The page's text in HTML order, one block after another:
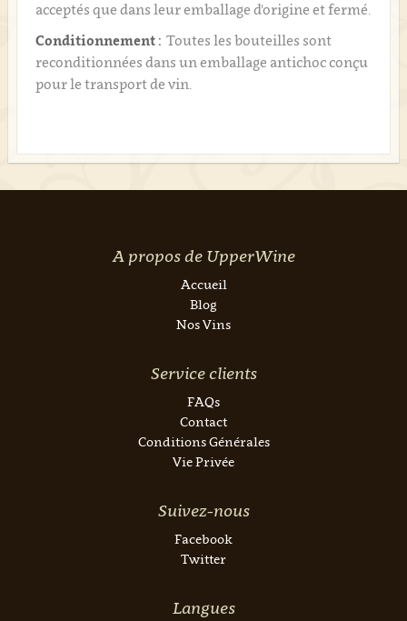
acceptés que dans leur emballage d'origine et fermé.
Conditionnement : Toutes les bouteilles sont
reconditionnées dans un emballage antichoc conçu
pour le transport de vin.
A propos de UpperWine
Accueil
Blog
Nos Vins
Service clients
FAQs
Contact
Conditions Générales
Vie Privée
Suivez-nous
Facebook
Twitter
Langues